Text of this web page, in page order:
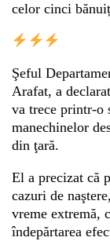
celor cinci
Şeful
Arafat, a
va trece printr-o
manechinelor
din ţară.
El a precizat că
cazuri de
vreme extremă,
îndepărtarea